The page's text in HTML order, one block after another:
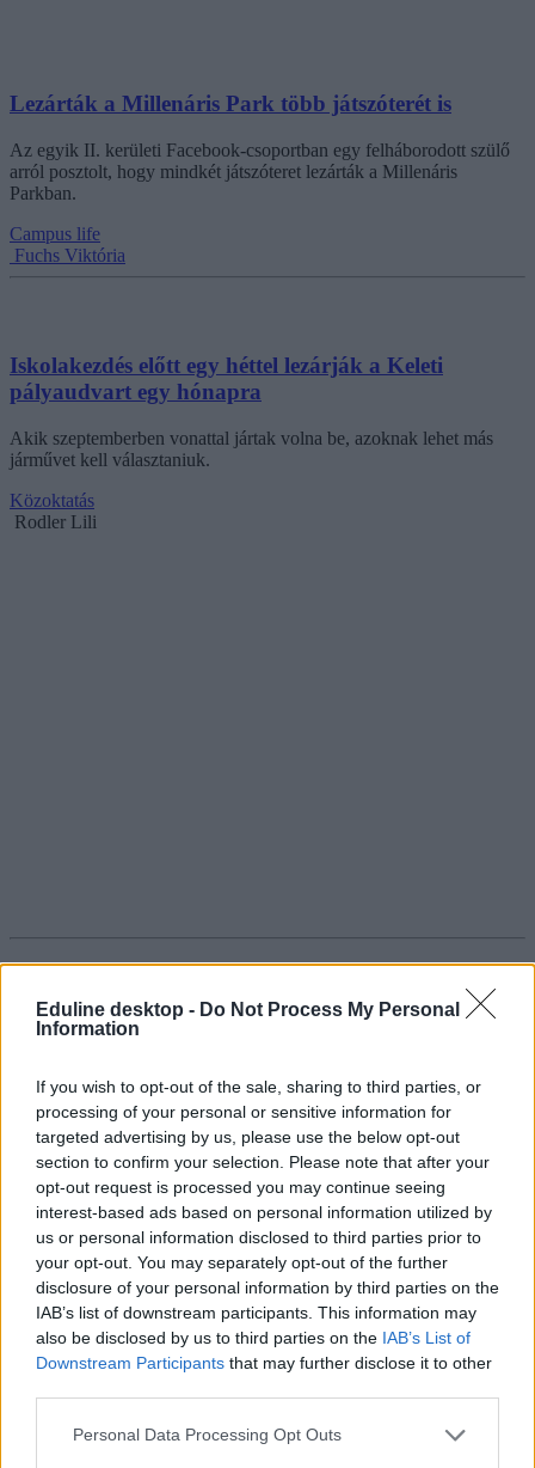
Eduline desktop - Do Not Process My Personal
Information
If you wish to opt-out of the sale, sharing to third parties, or
processing of your personal or sensitive information for
targeted advertising by us, please use the below opt-out
section to confirm your selection. Please note that after your
opt-out request is processed you may continue seeing
interest-based ads based on personal information utilized by
us or personal information disclosed to third parties prior to
your opt-out. You may separately opt-out of the further
disclosure of your personal information by third parties on the
IAB’s list of downstream participants. This information may
also be disclosed by us to third parties on the IAB’s List of
Downstream Participants that may further disclose it to other
Personal Data Processing Opt Outs
Lezárták a Millenáris Park több játszóterét is
Az egyik II. kerületi Facebook-csoportban egy felháborodott szülő
arról posztolt, hogy mindkét játszóteret lezárták a Millenáris
Parkban.
Campus life
Fuchs Viktória
Iskolakezdés előtt egy héttel lezárják a Keleti
pályaudvart egy hónapra
Akik szeptemberben vonattal jártak volna be, azoknak lehet más
járművet kell választaniuk.
Közoktatás
Rodler Lili
Zajvédő falra gyűjtenek a sörédiek, hogy újra
Bíróság mondta ki, hogy addig nem játszhatnak a gyerekek a
játszótéren, amíg meg nem épül hangszigetelő fal.
Közoktatás
Rodler Lili